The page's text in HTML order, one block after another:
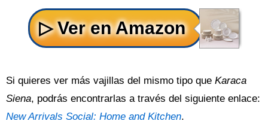
Si quieres ver más vajillas del mismo tipo que Karaca
Siena, podrás encontrarlas a través del siguiente enlace:
New Arrivals Social: Home and Kitchen.